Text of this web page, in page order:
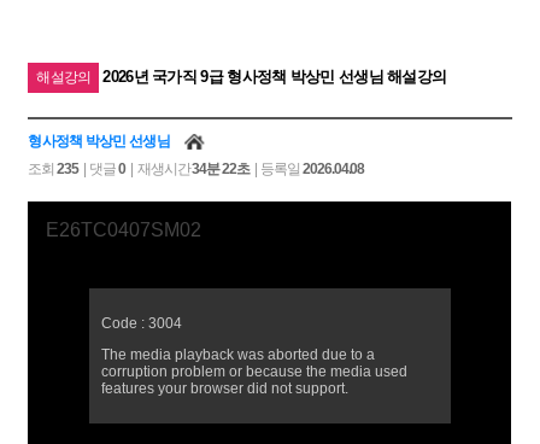
해설강의 2026년 국가직 9급 형사정책 박상민 선생님 해설강의
형사정책 박상민 선생님
조회235| 댓글0| 재생시간34분 22초| 등록일2026.04.08